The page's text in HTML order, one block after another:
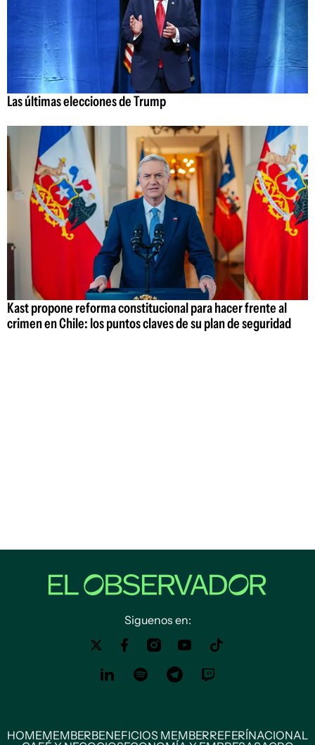
Las últimas elecciones de Trump
Kast propone reforma constitucional para hacer frente al
crimen en Chile: los puntos claves de su plan de seguridad
Siguenos en:
HOMEMEMBERBENEFICIOS MEMBERREFERÍNACIONAL